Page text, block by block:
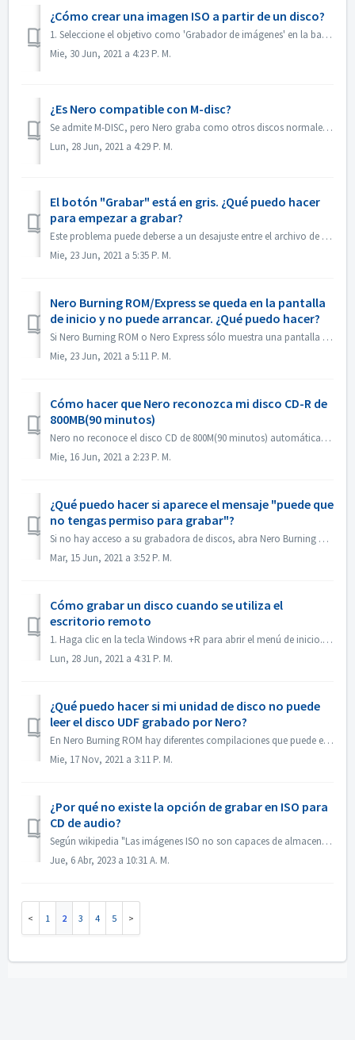
¿Cómo crear una imagen ISO a partir de un disco?
1. Seleccione el objetivo como 'Grabador de imágenes' en la barra de herramientas. 2. Inserte el disco de origen en la unidad. Haz clic en Copiar...
Mie, 30 Jun, 2021 a 4:23 P. M.
¿Es Nero compatible con M-disc?
Se admite M-DISC, pero Nero graba como otros discos normales. No hay ningún tratamiento especial para esto.
Lun, 28 Jun, 2021 a 4:29 P. M.
El botón "Grabar" está en gris. ¿Qué puedo hacer
para empezar a grabar?
Este problema puede deberse a un desajuste entre el archivo de proyecto y su tipo de proyecto. Por favor, pruebe con otros tipos de proyecto para ver si hay...
Mie, 23 Jun, 2021 a 5:35 P. M.
Nero Burning ROM/Express se queda en la pantalla
de inicio y no puede arrancar. ¿Qué puedo hacer?
Si Nero Burning ROM o Nero Express sólo muestra una pantalla de inicio pero no la ventana de la aplicación, compruebe si hay alguna unidad de disco que no f...
Mie, 23 Jun, 2021 a 5:11 P. M.
Cómo hacer que Nero reconozca mi disco CD-R de
800MB(90 minutos)
Nero no reconoce el disco CD de 800M(90 minutos) automáticamente. Ahora se detecta como 700M(80minutos). Si necesita grabar un disco completo de casi 800M ...
Mie, 16 Jun, 2021 a 2:23 P. M.
¿Qué puedo hacer si aparece el mensaje "puede que
no tengas permiso para grabar"?
Si no hay acceso a su grabadora de discos, abra Nero Burning ROM o Nero Express, aparecerá el mensaje de error. Cómo resolverlo: Bajo la cuenta de admin...
Mar, 15 Jun, 2021 a 3:52 P. M.
Cómo grabar un disco cuando se utiliza el
escritorio remoto
1. Haga clic en la tecla Windows +R para abrir el menú de inicio. 2. Introduzca gpedit.msc en el cuadro de búsqueda y pulse la tecla [Enter] de su teclado....
Lun, 28 Jun, 2021 a 4:31 P. M.
¿Qué puedo hacer si mi unidad de disco no puede
leer el disco UDF grabado por Nero?
En Nero Burning ROM hay diferentes compilaciones que puede elegir. Si graba un disco UDF, pero la compatibilidad de su unidad de disco y el UDF no es tan ...
Mie, 17 Nov, 2021 a 3:11 P. M.
¿Por qué no existe la opción de grabar en ISO para
CD de audio?
Según wikipedia "Las imágenes ISO no son capaces de almacenar y recrear discos CD-Audio, debido a que los discos CD-Audio no utilizan un sistema de ar...
Jue, 6 Abr, 2023 a 10:31 A. M.
1 2 3 4 5